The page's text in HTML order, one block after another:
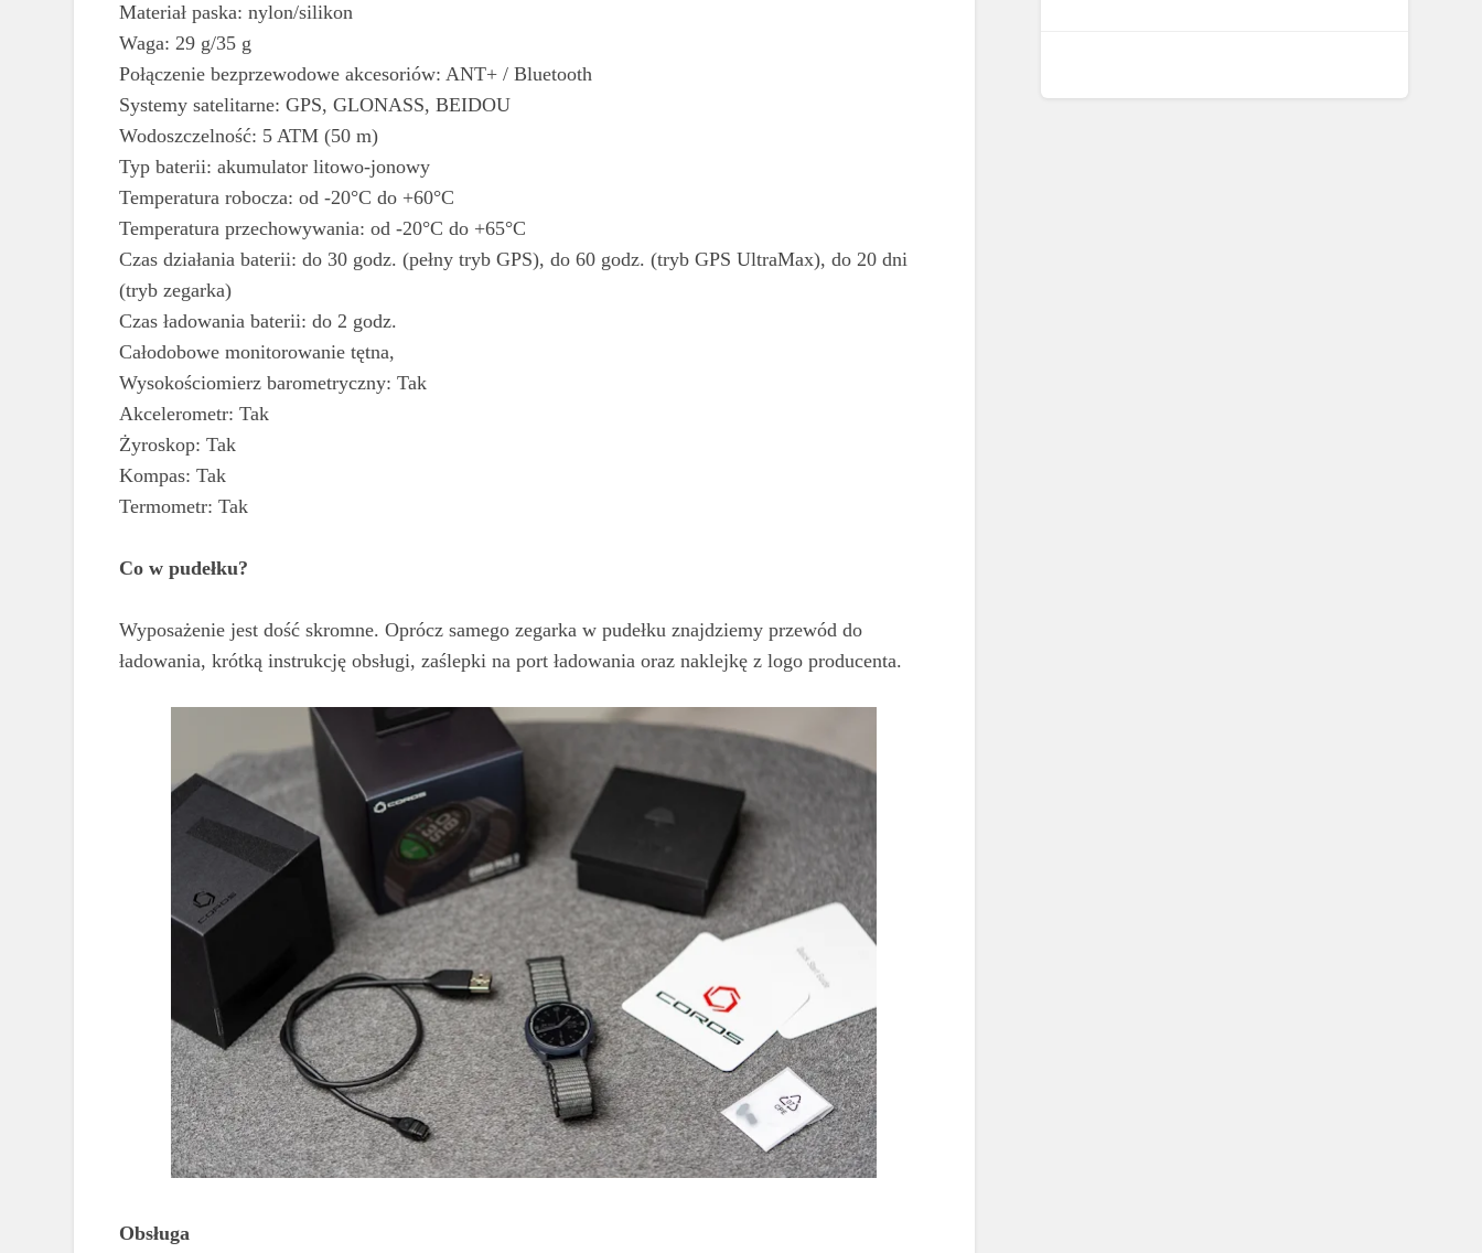
Materiał paska: nylon/silikon
Waga: 29 g/35 g
Połączenie bezprzewodowe akcesoriów: ANT+ / Bluetooth
Systemy satelitarne: GPS, GLONASS, BEIDOU
Wodoszczelność: 5 ATM (50 m)
Typ baterii: akumulator litowo-jonowy
Temperatura robocza: od -20°C do +60°C
Temperatura przechowywania: od -20°C do +65°C
Czas działania baterii: do 30 godz. (pełny tryb GPS), do 60 godz. (tryb GPS UltraMax), do 20 dni
(tryb zegarka)
Czas ładowania baterii: do 2 godz.
Całodobowe monitorowanie tętna,
Wysokościomierz barometryczny: Tak
Akcelerometr: Tak
Żyroskop: Tak
Kompas: Tak
Termometr: Tak
Co w pudełku?
Wyposażenie jest dość skromne. Oprócz samego zegarka w pudełku znajdziemy przewód do
ładowania, krótką instrukcję obsługi, zaślepki na port ładowania oraz naklejkę z logo producenta.
Obsługa